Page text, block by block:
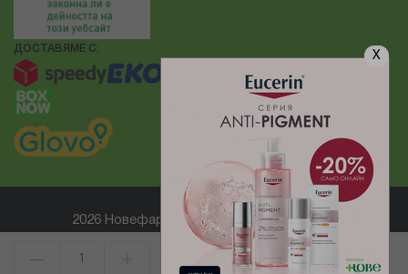
X
КУПИ
ДОСТАВЯМЕ С:
2026 Новефарм ® Всички права запазени
Електронен магазин